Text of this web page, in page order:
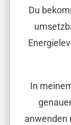
Du
In
anwenden